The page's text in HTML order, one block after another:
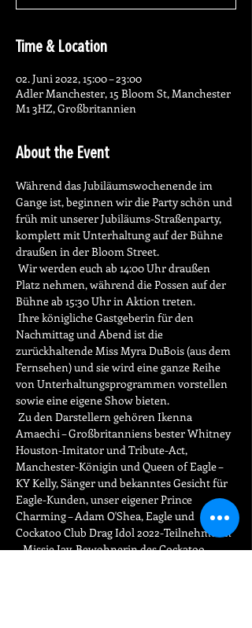
Time & Location
02. Juni 2022, 15:00 – 23:00
Adler Manchester, 15 Bloom St, Manchester
M1 3HZ, Großbritannien
About the Event
Während das Jubiläumswochenende im
Gange ist, beginnen wir die Party schön und
früh mit unserer Jubiläums-Straßenparty,
komplett mit Unterhaltung auf der Bühne
draußen in der Bloom Street.
Platz nehmen, während die Possen auf der
Bühne ab 15:30 Uhr in Aktion treten.
Nachmittag und Abend ist die
zurückhaltende Miss Myra DuBois (aus dem
Fernsehen) und sie wird eine ganze Reihe
von Unterhaltungsprogrammen vorstellen
sowie eine eigene Show bieten.
Amaechi – Großbritanniens bester Whitney
Houston-Imitator und Tribute-Act,
Manchester-Königin und Queen of Eagle –
KY Kelly, Sänger und bekanntes Gesicht für
Eagle-Kunden, unser eigener Prince
Charming – Adam O'Shea, Eagle und
Cockatoo Club Drag Idol 2022-Teilnehmerin
– Missie Jay, Bewohnerin des Cockatoo